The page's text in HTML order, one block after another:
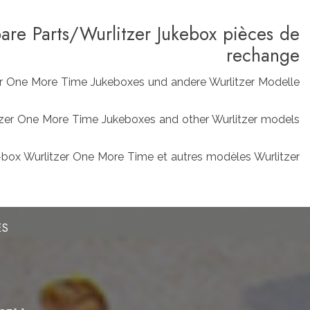
Parts/Wurlitzer Jukebox pièces de
rechange
More Time Jukeboxes und andere Wurlitzer Modelle
One More Time Jukeboxes and other Wurlitzer models
Wurlitzer One More Time et autres modèles Wurlitzer